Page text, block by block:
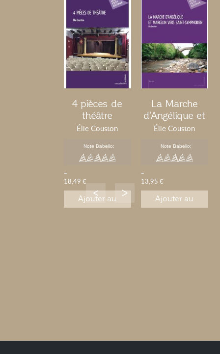
4 pièces de
théâtre
Élie Couston
Note Babelio:
-
18,49 €
Ajouter au
La Marche
d'Angélique et
Marcelin vers
Symphorien
Élie Couston
Note Babelio:
-
13,95 €
Ajouter au